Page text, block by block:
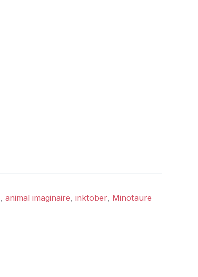
, animal imaginaire, inktober, Minotaure